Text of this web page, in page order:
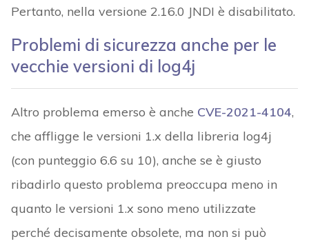
Pertanto, nella versione 2.16.0 JNDI è disabilitato.
Problemi di sicurezza anche per le
vecchie versioni di log4j
Altro problema emerso è anche CVE-2021-4104,
che affligge le versioni 1.x della libreria log4j
(con punteggio 6.6 su 10), anche se è giusto
ribadirlo questo problema preoccupa meno in
quanto le versioni 1.x sono meno utilizzate
perché decisamente obsolete, ma non si può